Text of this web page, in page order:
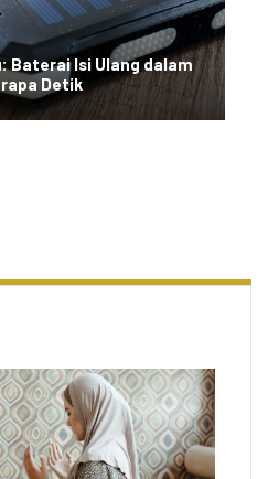
Baterai Isi Ulang dalam
Detik